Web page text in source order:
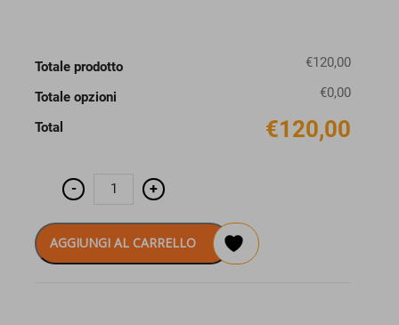
Totale prodotto €120,00
Totale opzioni €0,00
Total €120,00
- K-
portabottiglie
15x
h.90
+
AGGIUNGI AL CARRELLO